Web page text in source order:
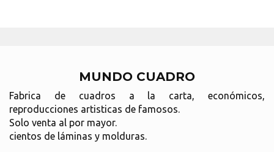
MUNDO CUADRO
Fabrica de cuadros a la carta, económicos,
reproducciones artisticas de famosos.
Solo venta al por mayor.
cientos de láminas y molduras.